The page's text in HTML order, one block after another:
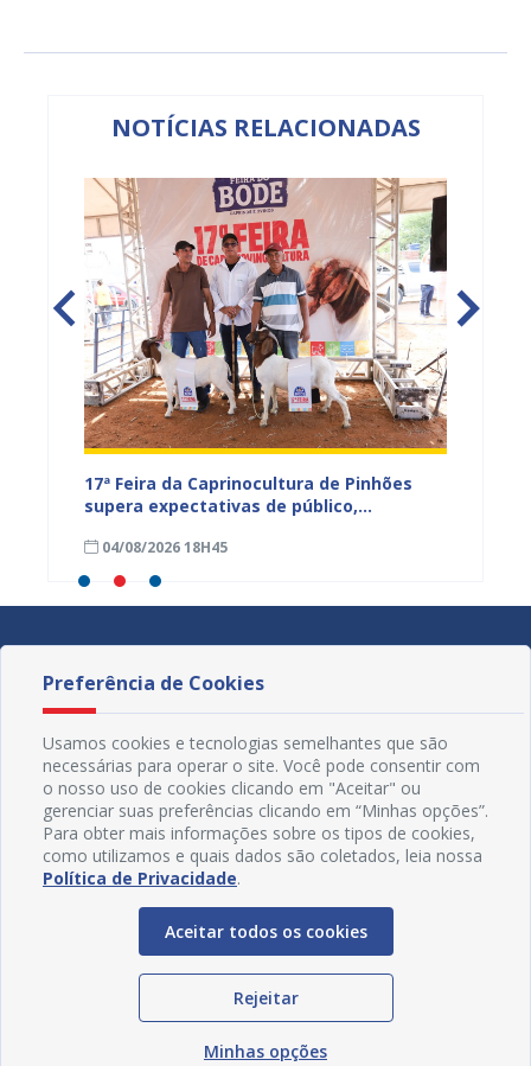
NOTÍCIAS RELACIONADAS
17ª Feira da Caprinocultura de Pinhões
supera expectativas de público,
04/08/2026 18H45
Redes Sociais
Preferência de Cookies
Usamos cookies e tecnologias semelhantes que são
necessárias para operar o site. Você pode consentir com
o nosso uso de cookies clicando em "Aceitar" ou
gerenciar suas preferências clicando em “Minhas opções”.
Para obter mais informações sobre os tipos de cookies,
como utilizamos e quais dados são coletados, leia nossa
Política de Privacidade.
Aceitar todos os cookies
Rejeitar
Minhas opções